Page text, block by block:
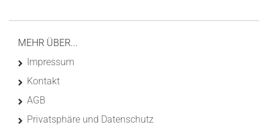
MEHR ÜBER...
Impressum
Kontakt
AGB
Privatsphäre und Datenschutz